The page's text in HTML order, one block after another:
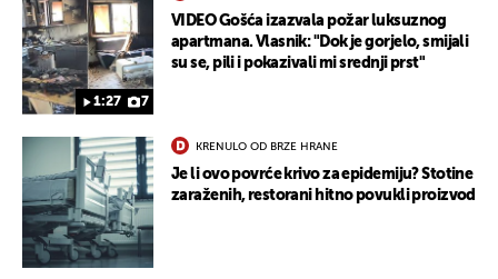
1:27 7
VIDEO Gošća izazvala požar luksuznog
apartmana. Vlasnik: "Dok je gorjelo, smijali
su se, pili i pokazivali mi srednji prst"
KRENULO OD BRZE HRANE
Je li ovo povrće krivo za epidemiju? Stotine
zaraženih, restorani hitno povukli proizvod